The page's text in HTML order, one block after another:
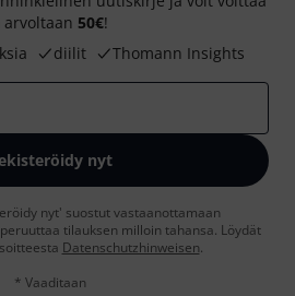
arvoltaan 50€!
diilit Thomann Insights
nyt
nyt' suostut vastaanottamaan
tilauksen milloin tahansa. Löydät
Datenschutzhinweisen.
* Vaaditaan